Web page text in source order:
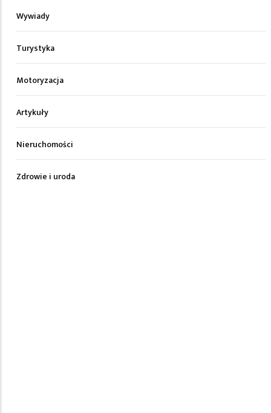
Wywiady
Turystyka
Motoryzacja
Artykuły
Nieruchomości
Zdrowie i uroda